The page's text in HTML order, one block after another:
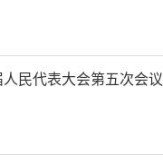
民代表大会第五次会议